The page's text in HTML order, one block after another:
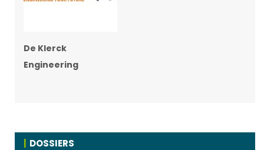
De Klerck
Engineering
DOSSIERS